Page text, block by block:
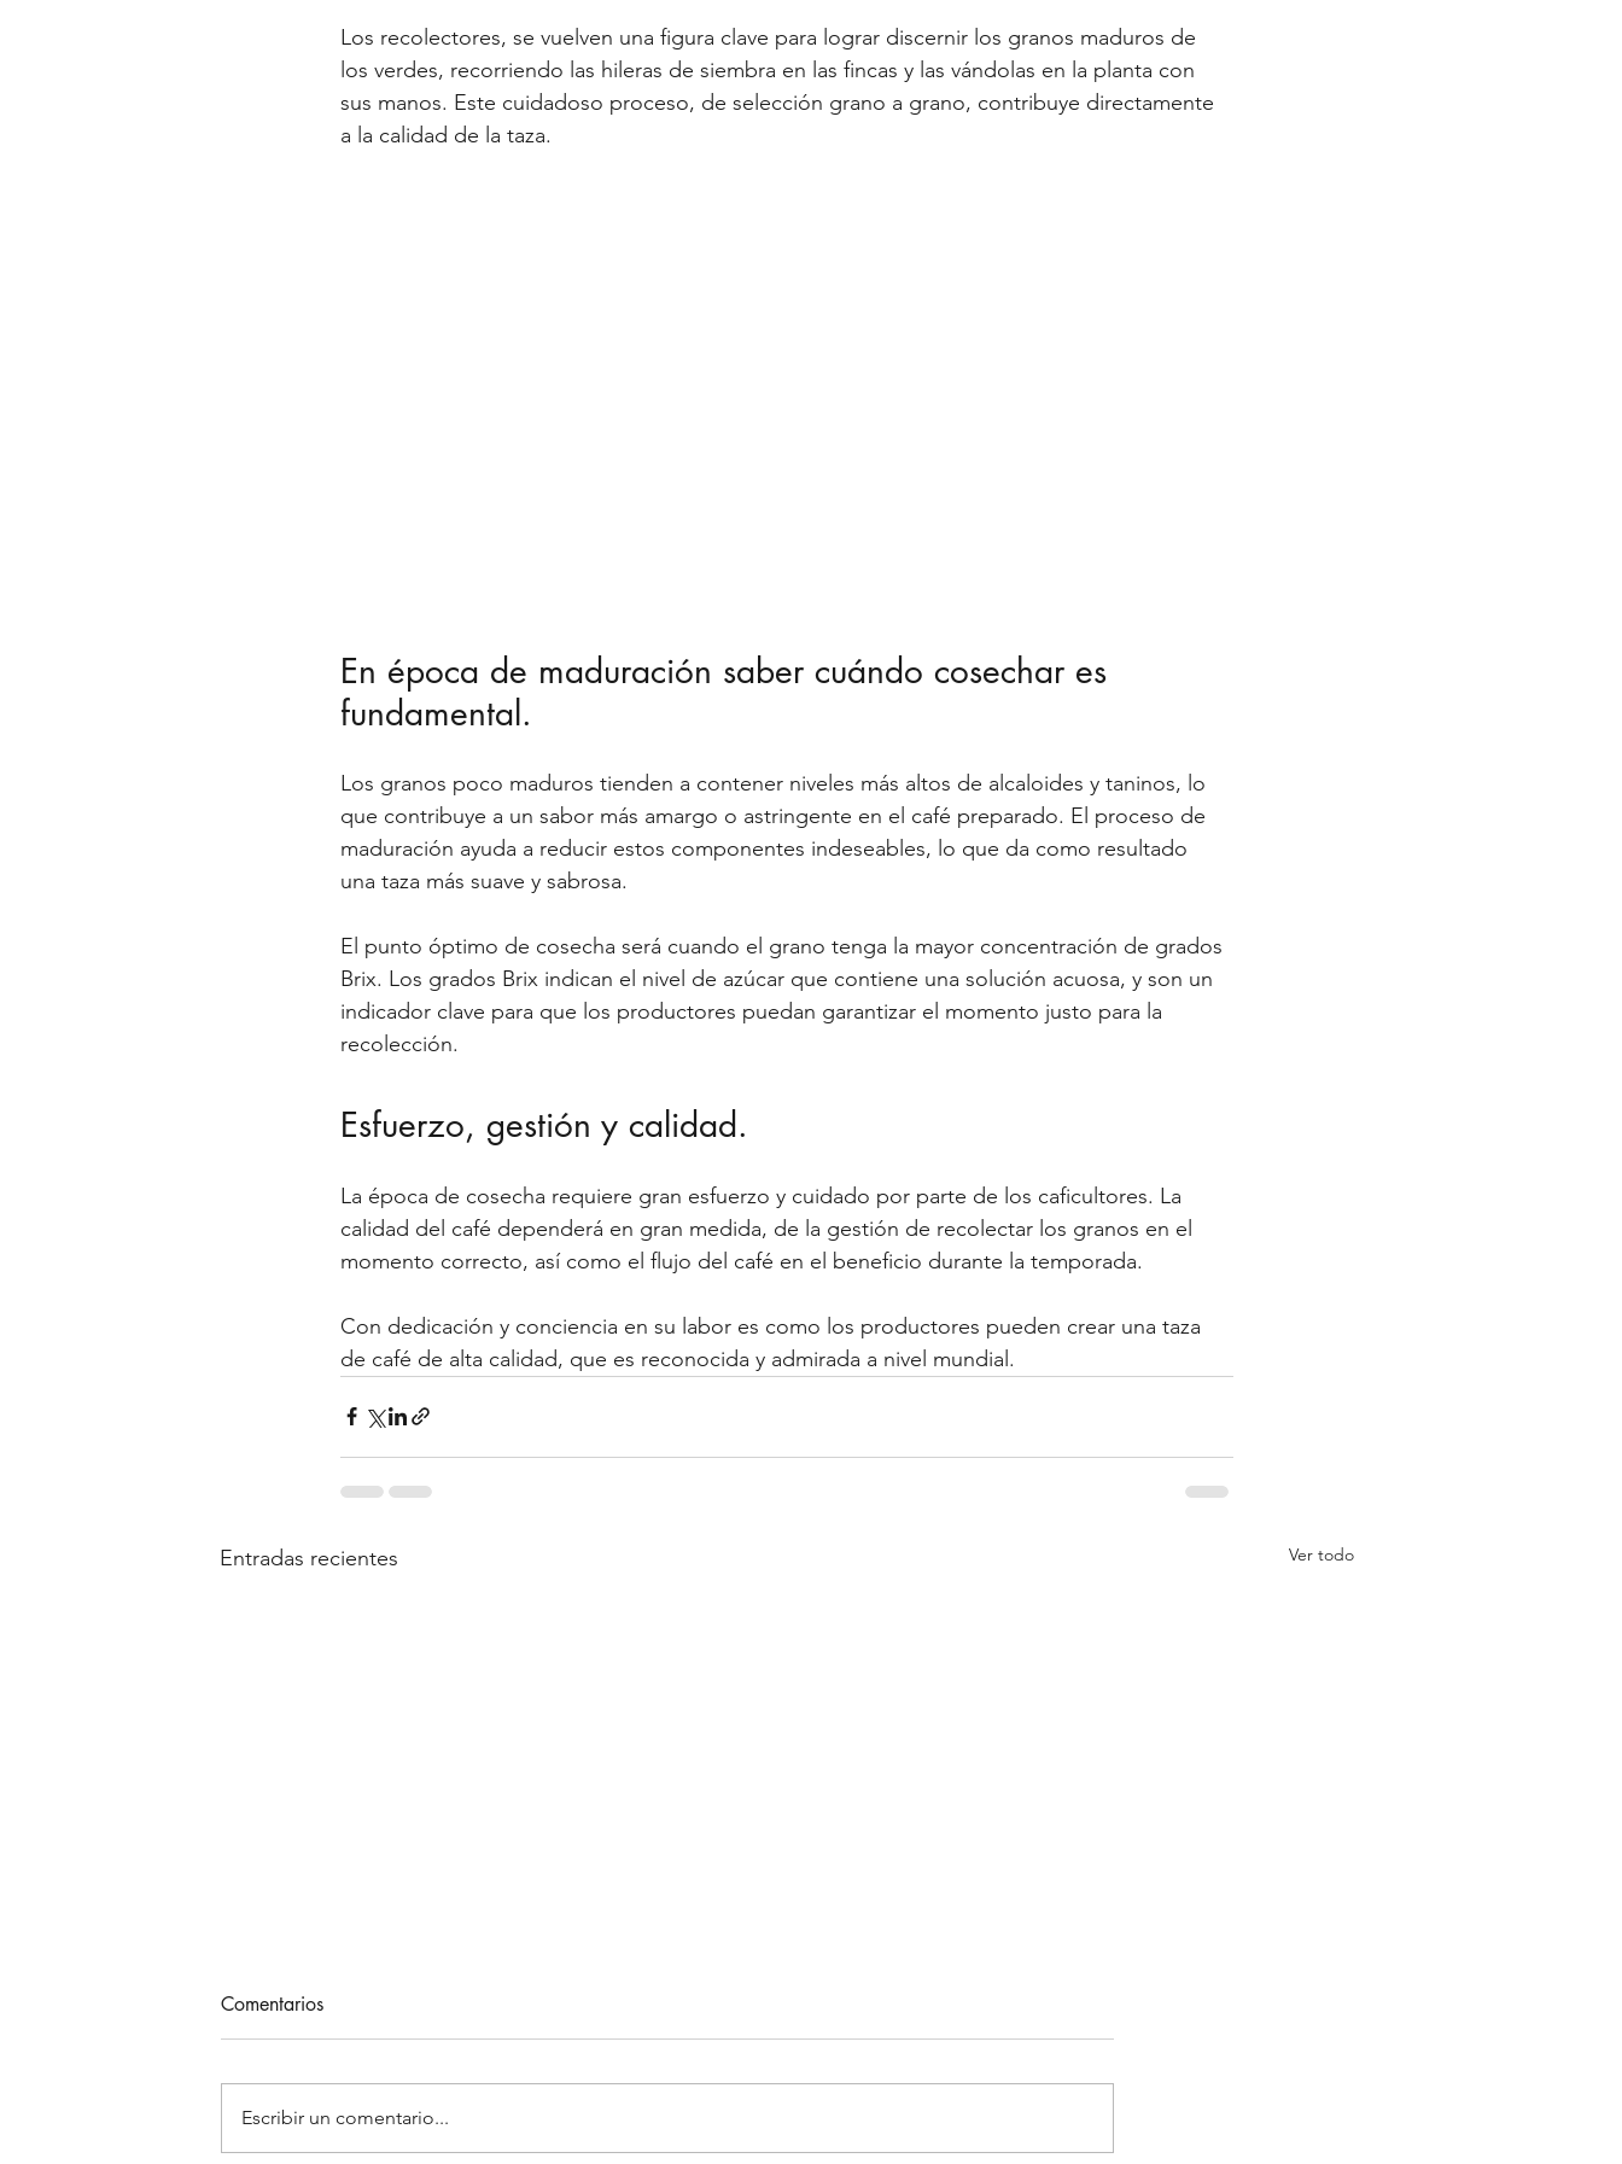
Los recolectores, se vuelven una figura clave para lograr discernir los granos maduros de
los verdes, recorriendo las hileras de siembra en las fincas y las vándolas en la planta con
sus manos. Este cuidadoso proceso, de selección grano a grano, contribuye directamente
a la calidad de la taza.
En época de maduración saber cuándo cosechar es
fundamental.
Los granos poco maduros tienden a contener niveles más altos de alcaloides y taninos, lo
que contribuye a un sabor más amargo o astringente en el café preparado. El proceso de
maduración ayuda a reducir estos componentes indeseables, lo que da como resultado
una taza más suave y sabrosa.
El punto óptimo de cosecha será cuando el grano tenga la mayor concentración de grados
Brix. Los grados Brix indican el nivel de azúcar que contiene una solución acuosa, y son un
indicador clave para que los productores puedan garantizar el momento justo para la
recolección.
Esfuerzo, gestión y calidad.
La época de cosecha requiere gran esfuerzo y cuidado por parte de los caficultores. La
calidad del café dependerá en gran medida, de la gestión de recolectar los granos en el
momento correcto, así como el flujo del café en el beneficio durante la temporada.
Con dedicación y conciencia en su labor es como los productores pueden crear una taza
de café de alta calidad, que es reconocida y admirada a nivel mundial.
Entradas recientes Ver todo
Comentarios
Escribir un comentario...